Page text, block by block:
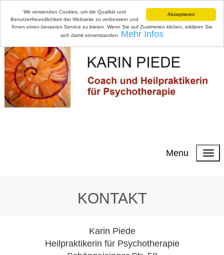
Akzeptieren
Wir verwenden Cookies, um die Qualität und
Benutzerfreundlichkeit der Webseite zu verbessern und
Ihnen einen besseren Service zu bieten. Wenn Sie auf Zustimmen klicken, erklären Sie
sich damit einverstanden. Mehr Infos
Menu
KONTAKT
Karin Piede
Heilpraktikerin für Psychotherapie